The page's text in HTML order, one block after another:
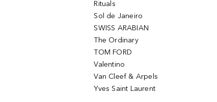
Rituals
Sol de Janeiro
SWISS ARABIAN
The Ordinary
TOM FORD
Valentino
Van Cleef & Arpels
Yves Saint Laurent